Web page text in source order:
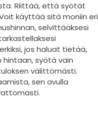
Riittää, että syötät
käyttää sitä moniin eri
selvittääksesi
jos haluat tietää,
hintaan, syötä vain
välittömästi.
sen avulla